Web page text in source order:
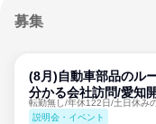
募集
(8月)自動車部品のル
分かる会社訪問/愛知
転勤無し/年休122日/土日休み
説明会・イベント